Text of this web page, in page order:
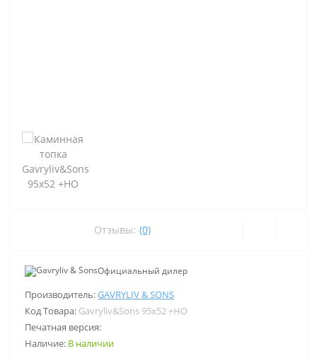
Отзывы: (0)
Производитель:GAVRYLIV & SONS
Код Товара: Gavryliv&Sons 95x52 +HO
Печатная версия:
Наличие: В наличии
Официальный дилер